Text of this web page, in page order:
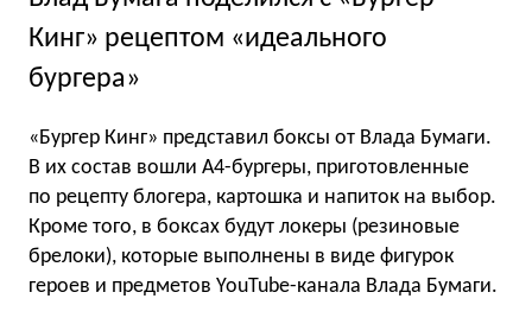
Кинг» рецептом «идеального
бургера»
«Бургер Кинг» представил боксы от Влада Бумаги.
В их состав вошли А4-бургеры, приготовленные
по рецепту блогера, картошка и напиток на выбор.
Кроме того, в боксах будут локеры (резиновые
брелоки), которые выполнены в виде фигурок
героев и предметов YouTube-канала Влада Бумаги.